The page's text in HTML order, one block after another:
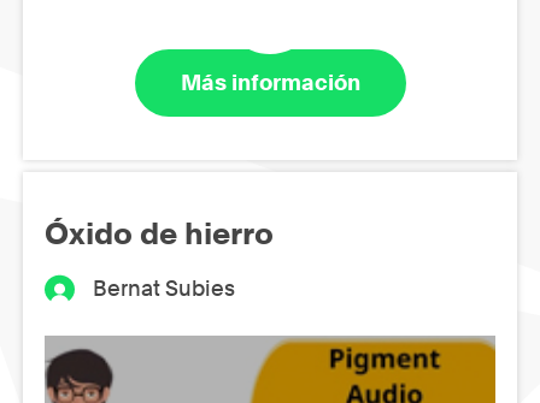
Más información
Óxido de hierro
Bernat Subies